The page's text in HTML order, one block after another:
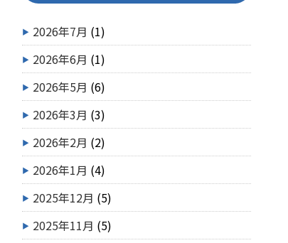
2026年7月 (1)
2026年6月 (1)
2026年5月 (6)
2026年3月 (3)
2026年2月 (2)
2026年1月 (4)
2025年12月 (5)
2025年11月 (5)